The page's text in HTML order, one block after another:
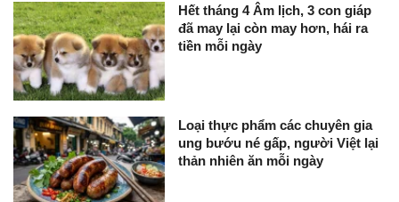
Hết tháng 4 Âm lịch, 3 con giáp
đã may lại còn may hơn, hái ra
tiền mỗi ngày
Loại thực phẩm các chuyên gia
ung bướu né gấp, người Việt lại
thản nhiên ăn mỗi ngày